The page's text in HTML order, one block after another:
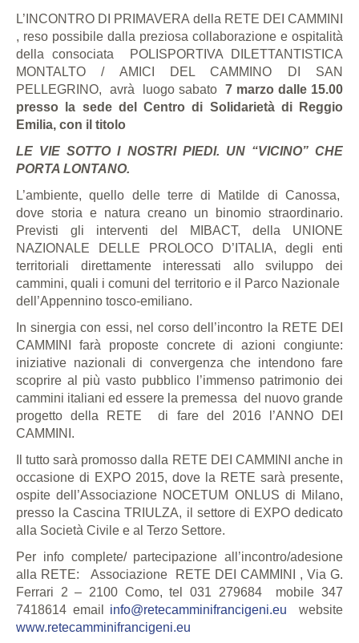
L’INCONTRO DI PRIMAVERA della RETE DEI CAMMINI
, reso possibile dalla preziosa collaborazione e ospitalità
della consociata
POLISPORTIVA DILETTANTISTICA
MONTALTO / AMICI DEL CAMMINO DI SAN
PELLEGRINO,
avrà luogo sabato 7 marzo dalle 15.00
presso la sede del Centro di Solidarietà di Reggio
Emilia, con il titolo
LE VIE SOTTO I NOSTRI PIEDI. UN “VICINO” CHE
PORTA LONTANO.
L’ambiente, quello delle terre di Matilde di Canossa,
dove storia e natura creano un binomio straordinario.
Previsti gli interventi del MIBACT, della UNIONE
NAZIONALE DELLE PROLOCO D’ITALIA, degli enti
territoriali direttamente interessati allo sviluppo dei
cammini, quali i comuni del territorio e il Parco Nazionale
dell’Appennino tosco-emiliano.
In sinergia con essi, nel corso dell’incontro la RETE DEI
CAMMINI farà proposte concrete di azioni congiunte:
iniziative nazionali di convergenza che intendono fare
scoprire al più vasto pubblico l’immenso patrimonio dei
cammini italiani ed essere la premessa del nuovo grande
progetto della RETE
di fare del 2016 l’ANNO DEI
CAMMINI.
Il tutto sarà promosso dalla RETE DEI CAMMINI anche in
occasione di EXPO 2015, dove la RETE sarà presente,
ospite dell’Associazione NOCETUM ONLUS di Milano,
presso la Cascina TRIULZA, il settore di EXPO dedicato
alla Società Civile e al Terzo Settore.
Per info complete/ partecipazione all’incontro/adesione
alla RETE:
Associazione
RETE DEI CAMMINI , Via G.
Ferrari 2 – 2100 Como, tel 031 279684
mobile 347
7418614 email info@retecamminifrancigeni.eu
website
www.retecamminifrancigeni.eu